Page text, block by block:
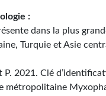
:
dans la plus
Turquie et Asie
P. 2021. Clé
métropolitaine